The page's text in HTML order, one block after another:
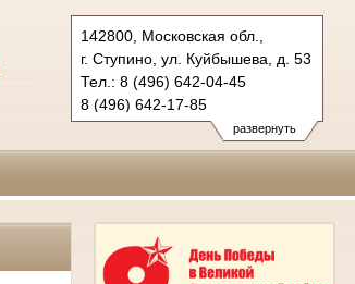
развернуть
142800, Московская обл.,
г. Ступино, ул. Куйбышева, д. 53
Тел.: 8 (496) 642-04-45
8 (496) 642-17-85
8 (496) 642-18-13
stupino.mo@sudrf.ru